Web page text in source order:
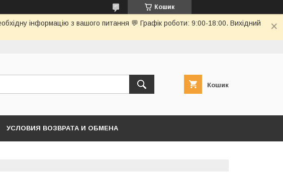
Кошик
інформацію з вашого питання 💬 Графік роботи: 9:00-18:00. Вихідний
Кошик
УСЛОВИЯ ВОЗВРАТА И ОБМЕНА